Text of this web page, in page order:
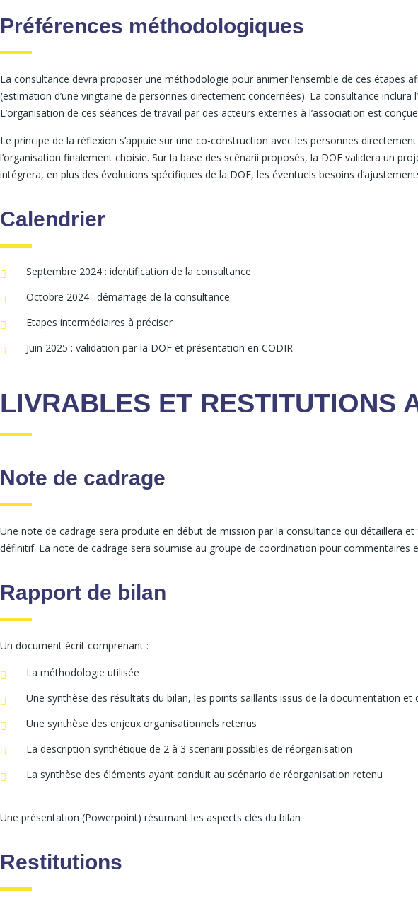
Préférences méthodologiques
La consultance devra proposer une méthodologie pour animer l’ensemble de ces étapes
(estimation d’une vingtaine de personnes directement concernées). La consultance
L’organisation de ces séances de travail par des acteurs externes à l’association est
Le principe de la réflexion s’appuie sur une co-construction avec les personnes
l’organisation finalement choisie. Sur la base des scénarii proposés, la DOF validera un
intégrera, en plus des évolutions spécifiques de la DOF, les éventuels besoins
Calendrier
Septembre 2024 : identification de la consultance
Octobre 2024 : démarrage de la consultance
Etapes intermédiaires à préciser
Juin 2025 : validation par la DOF et présentation en CODIR
LIVRABLES ET RESTITUTIONS
Note de cadrage
Une note de cadrage sera produite en début de mission par la consultance qui détaillera
définitif. La note de cadrage sera soumise au groupe de coordination pour commentaires
Rapport de bilan
Un document écrit comprenant :
La méthodologie utilisée
Une synthèse des résultats du bilan, les points saillants issus de la documentation et
Une synthèse des enjeux organisationnels retenus
La description synthétique de 2 à 3 scenarii possibles de réorganisation
La synthèse des éléments ayant conduit au scénario de réorganisation retenu
Une présentation (Powerpoint) résumant les aspects clés du bilan
Restitutions